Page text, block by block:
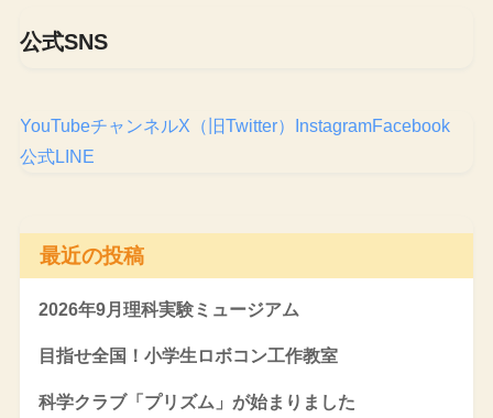
公式SNS
YouTubeチャンネルX（旧Twitter） InstagramFacebook
公式LINE
最近の投稿
2026年9月理科実験ミュージアム
目指せ全国！小学生ロボコン工作教室
科学クラブ「プリズム」が始まりました